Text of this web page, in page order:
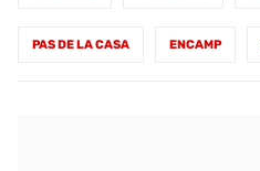
PAS DE LA CASA ENCAMP